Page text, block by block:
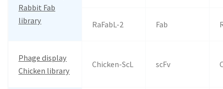
Rabbit Fab
library
RaFabL-2 Fab
Phage display
Chicken library
Chicken-ScL scFv